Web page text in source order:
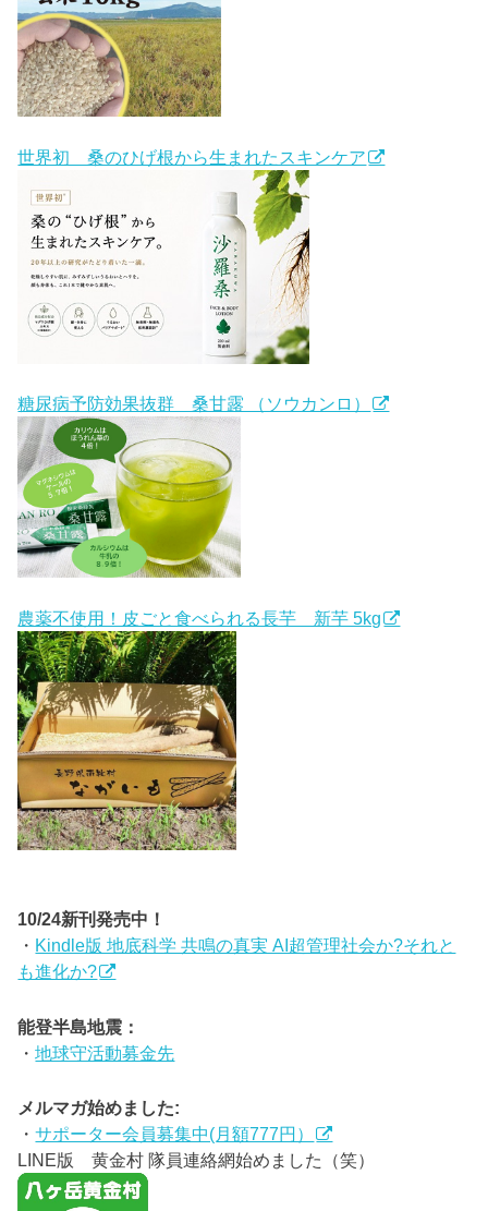
世界初 桑のひげ根から生まれたスキンケア
糖尿病予防効果抜群 桑甘露 （ソウカンロ）
農薬不使用！皮ごと食べられる長芋 新芋 5kg
10/24新刊発売中！
・ Kindle版 地底科学 共鳴の真実 AI超管理社会か?それと
も進化か?
能登半島地震：
・地球守活動募金先
メルマガ始めました:
・サポーター会員募集中(月額777円）
LINE版 黄金村 隊員連絡網始めました（笑）